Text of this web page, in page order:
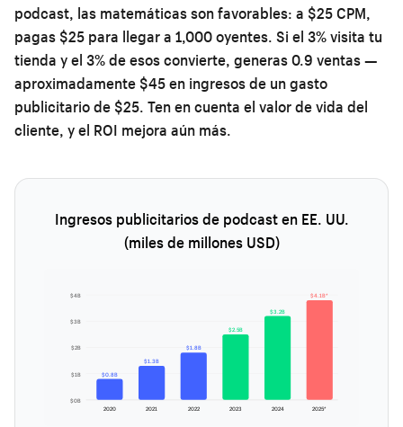
podcast, las matemáticas son favorables: a $25 CPM,
pagas $25 para llegar a 1,000 oyentes. Si el 3% visita tu
tienda y el 3% de esos convierte, generas 0.9 ventas —
aproximadamente $45 en ingresos de un gasto
publicitario de $25. Ten en cuenta el valor de vida del
cliente, y el ROI mejora aún más.
Ingresos publicitarios de podcast en EE. UU.
(miles de millones USD)
$0B
$1B
$2B
$3B
$4B
2020
$0.8B
2021
$1.3B
2022
$1.8B
2023
$2.5B
2024
$3.2B
2025*
$4.1B*